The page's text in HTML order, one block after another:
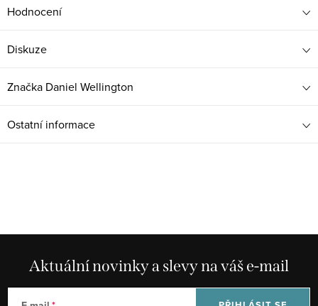
Hodnocení
Diskuze
Značka Daniel Wellington
Ostatní informace
Aktuální novinky a slevy na váš e-mail